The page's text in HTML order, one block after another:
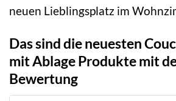
neuen Lieblingsplatz im
Das sind die neuesten
mit Ablage Produkte mit
Bewertung